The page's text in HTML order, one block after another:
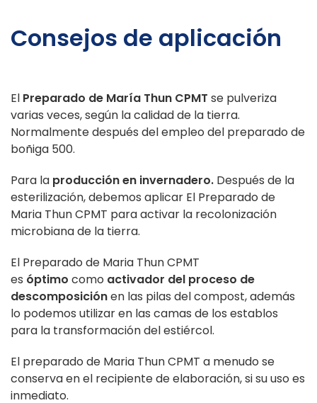
Consejos de aplicación
El Preparado de María Thun CPMT se pulveriza
varias veces, según la calidad de la tierra.
Normalmente después del empleo del preparado de
boñiga 500.
Para la producción en invernadero. Después de la
esterilización, debemos aplicar El Preparado de
Maria Thun CPMT para activar la recolonización
microbiana de la tierra.
El Preparado de Maria Thun CPMT
es óptimo como activador del proceso de
descomposiciónen las pilas del compost, además
lo podemos utilizar en las camas de los establos
para la transformación del estiércol.
El preparado de Maria Thun CPMT a menudo se
conserva en el recipiente de elaboración, si su uso es
inmediato.